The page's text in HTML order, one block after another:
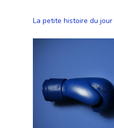
La petite histoire du jour